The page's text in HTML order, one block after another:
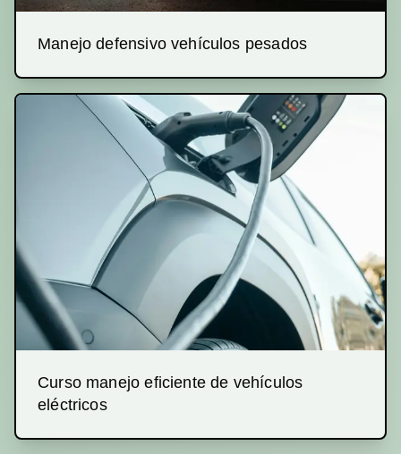
Manejo defensivo vehículos pesados
Curso manejo eficiente de vehículos
eléctricos